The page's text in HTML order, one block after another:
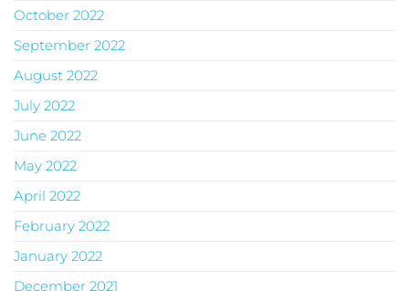
October 2022
September 2022
August 2022
July 2022
June 2022
May 2022
April 2022
February 2022
January 2022
December 2021